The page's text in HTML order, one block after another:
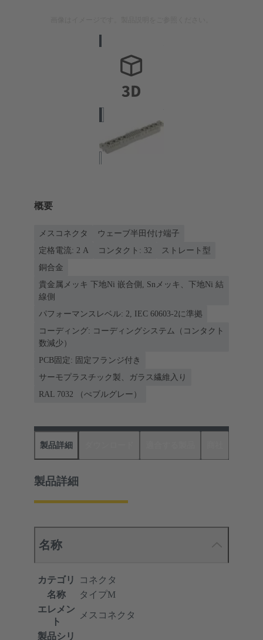
概要
メスコネクタ
ウェーブ半田付け端子
定格電流: ‌2 A
コンタクト: 32
ストレート型
銅合金
貴金属メッキ 下地Ni 嵌合側, Snメッキ、下地Ni 結
線側
パフォーマンスレベル: 2, IEC 60603-2に準拠
コーディング: コーディングシステム（コンタクト
数減少）
PCB固定: 固定フランジ付き
サーモプラスチック製、ガラス繊維入り
RAL 7032 （ぺブルグレー）
製品詳細
製品詳細
名称
カテゴリ
コネクタ
名称
タイプM
エレメン
ト
メスコネクタ
製品シリ